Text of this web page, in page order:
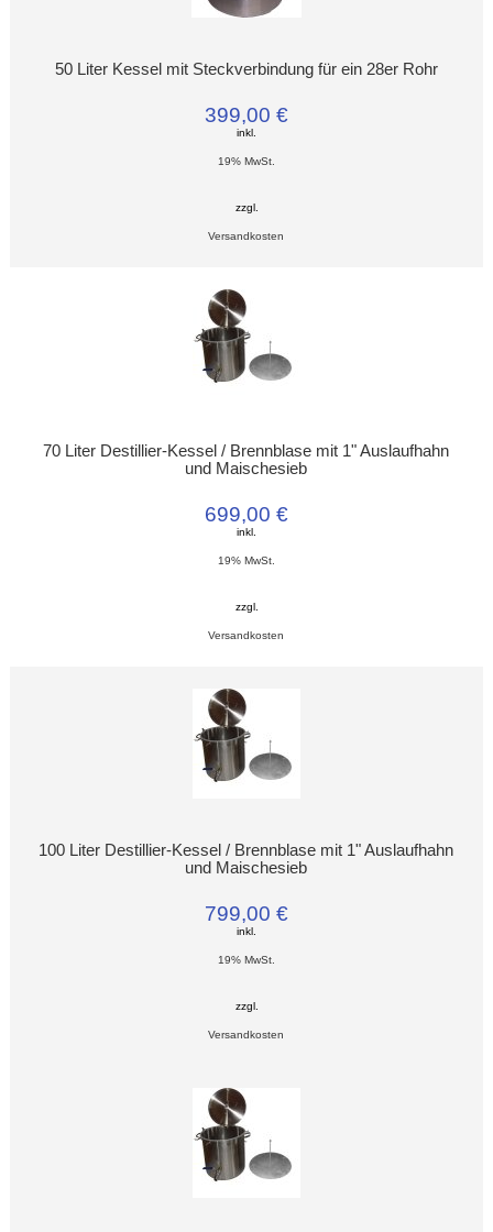
50 Liter Kessel mit Steckverbindung für ein 28er Rohr
399,00 €
inkl.
19% MwSt.
zzgl.
Versandkosten
70 Liter Destillier-Kessel / Brennblase mit 1" Auslaufhahn
und Maischesieb
699,00 €
inkl.
19% MwSt.
zzgl.
Versandkosten
100 Liter Destillier-Kessel / Brennblase mit 1" Auslaufhahn
und Maischesieb
799,00 €
inkl.
19% MwSt.
zzgl.
Versandkosten